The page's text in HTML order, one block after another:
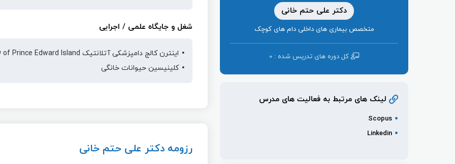
دکتر علی حتم خانی
متخصص بیماری های داخلی دام های کوچک
کل دوره ‌های تدریس شده : 0
لینک های مرتبط به فعالیت های مدرس
Scopus
Linkedin
شغل و جایگاه علمی / اجرایی
اینترن کالج دامپزشکی آتلانتیک University of Prince Edward Island
کلینیسین حیوانات خانگی
رزومه دکتر علی حتم خانی